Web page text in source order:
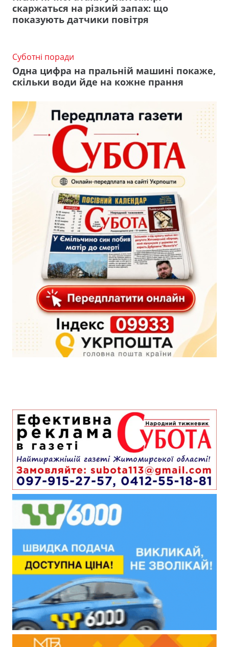
скаржаться на різкий запах: що
показують датчики повітря
Суботні поради
Одна цифра на пральній машині покаже,
скільки води йде на кожне прання